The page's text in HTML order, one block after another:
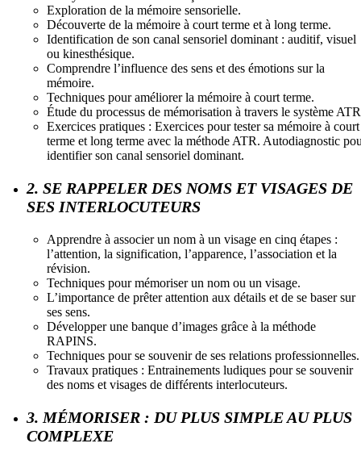
Exploration de la mémoire sensorielle.
Découverte de la mémoire à court terme et à long terme.
Identification de son canal sensoriel dominant : auditif, visuel
ou kinesthésique.
Comprendre l’influence des sens et des émotions sur la
mémoire.
Techniques pour améliorer la mémoire à court terme.
Étude du processus de mémorisation à travers le système
Exercices pratiques : Exercices pour tester sa mémoire à court
terme et long terme avec la méthode ATR. Autodiagnostic
identifier son canal sensoriel dominant.
2. SE RAPPELER DES NOMS ET VISAGES DE
SES INTERLOCUTEURS
Apprendre à associer un nom à un visage en cinq étapes :
l’attention, la signification, l’apparence, l’association et la
révision.
Techniques pour mémoriser un nom ou un visage.
L’importance de prêter attention aux détails et de se baser sur
ses sens.
Développer une banque d’images grâce à la méthode
RAPINS.
Techniques pour se souvenir de ses relations professionnelles.
Travaux pratiques : Entrainements ludiques pour se souvenir
des noms et visages de différents interlocuteurs.
3. MÉMORISER : DU PLUS SIMPLE AU PLUS
COMPLEXE